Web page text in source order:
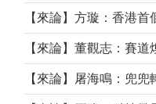
【來論】董觀志：賽